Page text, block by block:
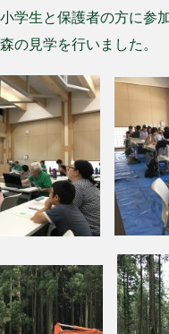
学生と保護者の方に参
の見学を行いました。